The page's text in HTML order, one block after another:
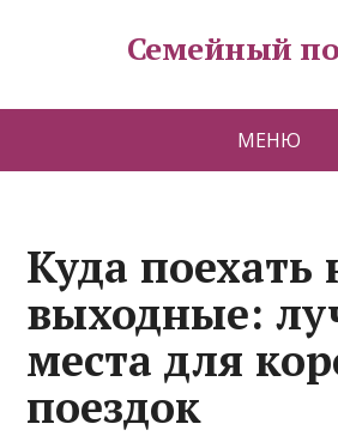
Семейный
МЕНЮ
Куда поехать
выходные:
места для
поездок